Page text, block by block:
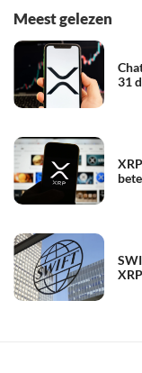
Meest gelezen
31